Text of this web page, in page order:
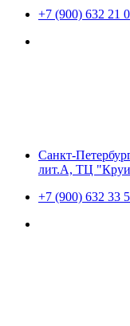
+7 (900) 632 21
Санкт-
лит.А, ТЦ
+7 (900) 632 33